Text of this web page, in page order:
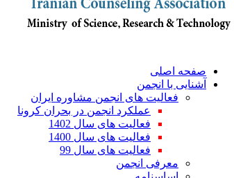
صفحه اصلی
آشنایی با انجمن
فعالیت های انجمن مشاوره ایران
عملکرد انجمن در بحران کرونا
فعالیت های سال 1402
فعالیت های سال 1400
فعالیت های سال 99
معرفی انجمن